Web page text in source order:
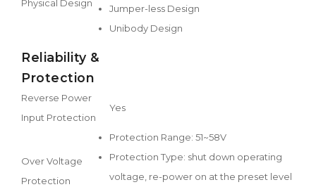
Physical Design
Jumper-less Design
Unibody Design
Reliability &
Protection
Reverse Power
Input Protection
Yes
Over Voltage
Protection
Protection Range: 51~58V
Protection Type: shut down operating
voltage, re-power on at the preset level